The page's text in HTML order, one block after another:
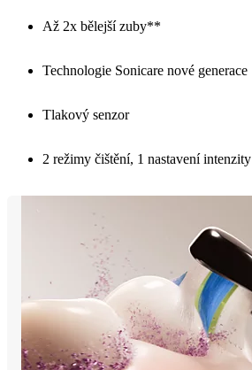
Až 2x bělejší zuby**
Technologie Sonicare nové generace
Tlakový senzor
2 režimy čištění, 1 nastavení intenzity